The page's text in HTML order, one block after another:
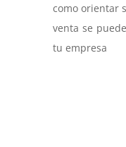
como orientar
venta se
tu empresa